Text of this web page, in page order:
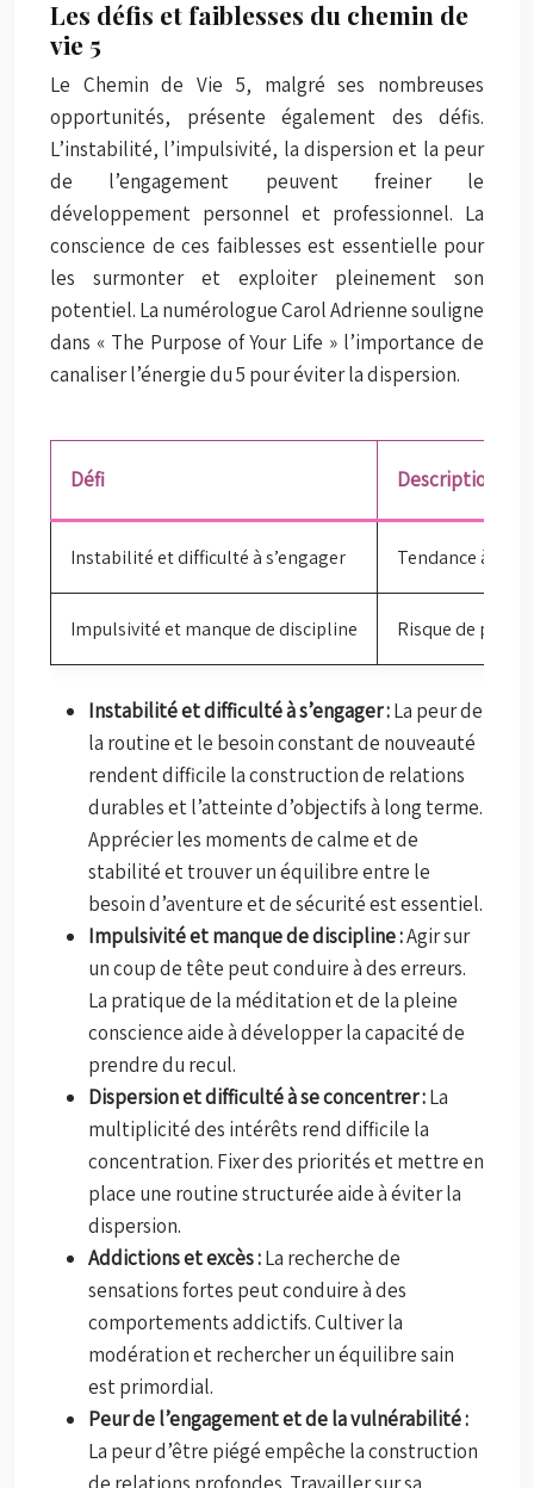
Les défis et faiblesses du chemin de
vie 5
Le Chemin de Vie 5, malgré ses nombreuses
opportunités, présente également des défis.
L’instabilité, l’impulsivité, la dispersion et la peur
de l’engagement peuvent freiner le
développement personnel et professionnel. La
conscience de ces faiblesses est essentielle pour
les surmonter et exploiter pleinement son
potentiel. La numérologue Carol Adrienne souligne
dans « The Purpose of Your Life » l’importance de
canaliser l’énergie du 5 pour éviter la dispersion.
Défi Description
Instabilité et difficulté à s’engager Tendance à fuir
Impulsivité et manque de discipline Risque de
Instabilité et difficulté à s’engager :La peur de
la routine et le besoin constant de nouveauté
rendent difficile la construction de relations
durables et l’atteinte d’objectifs à long terme.
Apprécier les moments de calme et de
stabilité et trouver un équilibre entre le
besoin d’aventure et de sécurité est essentiel.
Impulsivité et manque de discipline :Agir sur
un coup de tête peut conduire à des erreurs.
La pratique de la méditation et de la pleine
conscience aide à développer la capacité de
prendre du recul.
Dispersion et difficulté à se concentrer :La
multiplicité des intérêts rend difficile la
concentration. Fixer des priorités et mettre en
place une routine structurée aide à éviter la
dispersion.
Addictions et excès :La recherche de
sensations fortes peut conduire à des
comportements addictifs. Cultiver la
modération et rechercher un équilibre sain
est primordial.
Peur de l’engagement et de la vulnérabilité :
La peur d’être piégé empêche la construction